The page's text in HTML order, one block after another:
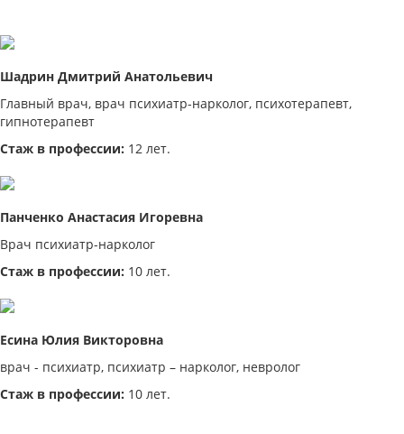
Шадрин Дмитрий Анатольевич
Главный врач, врач психиатр-нарколог, психотерапевт,
гипнотерапевт
Стаж в профессии: 12 лет.
Панченко Анастасия Игоревна
Врач психиатр-нарколог
Стаж в профессии: 10 лет.
Есина Юлия Викторовна
врач - психиатр, психиатр – нарколог, невролог
Стаж в профессии: 10 лет.